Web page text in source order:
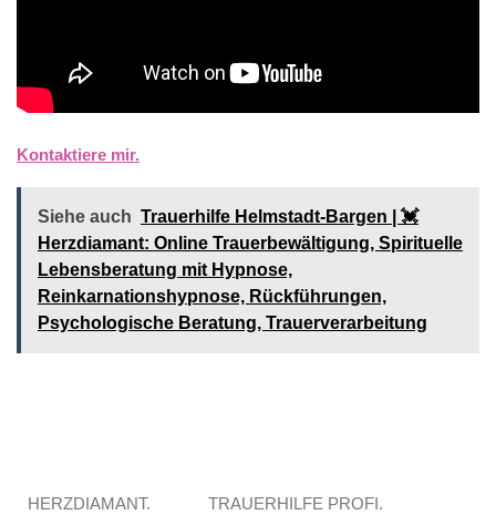
Kontaktiere mir.
Siehe auch Trauerhilfe Helmstadt-Bargen | 💓️️
Herzdiamant: Online Trauerbewältigung, Spirituelle
Lebensberatung mit Hypnose,
Reinkarnationshypnose, Rückführungen,
Psychologische Beratung, Trauerverarbeitung
HERZDIAMANT. TRAUERHILFE PROFI.